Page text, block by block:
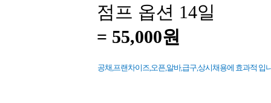
점프 옵션 14일
= 55,000원
공채,프랜차이즈,오픈,알바,급구,상시채용에 효과적 입